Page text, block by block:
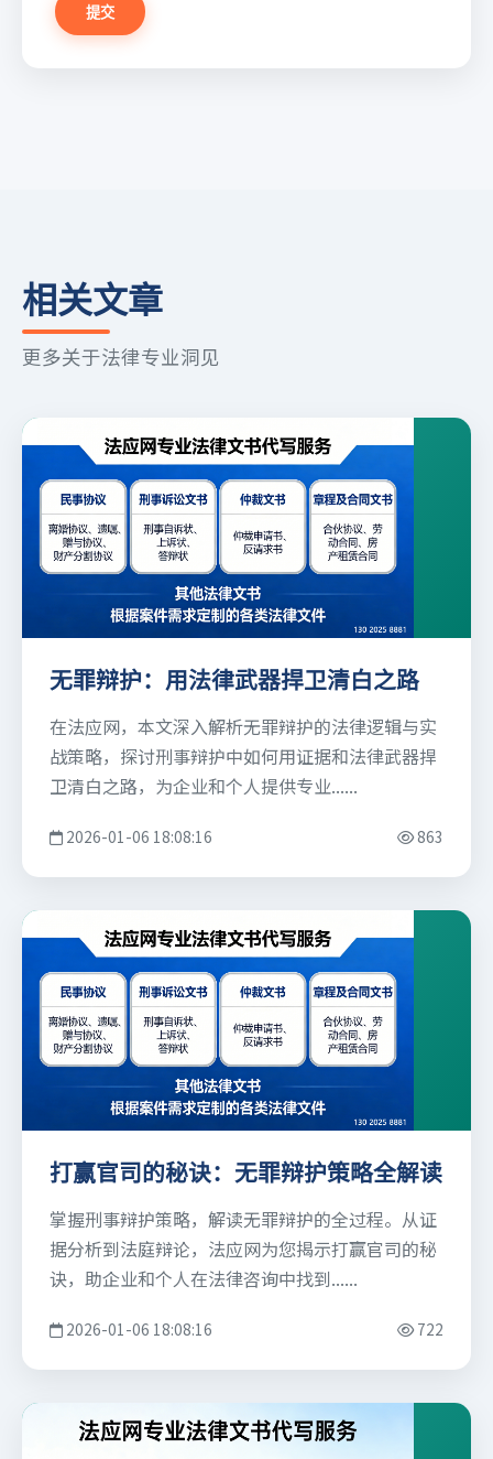
提交
相关文章
更多关于法律专业洞见
无罪辩护：用法律武器捍卫清白之路
在法应网，本文深入解析无罪辩护的法律逻辑与实
战策略，探讨刑事辩护中如何用证据和法律武器捍
卫清白之路，为企业和个人提供专业......
2026-01-06 18:08:16 863
打赢官司的秘诀：无罪辩护策略全解读
掌握刑事辩护策略，解读无罪辩护的全过程。从证
据分析到法庭辩论，法应网为您揭示打赢官司的秘
诀，助企业和个人在法律咨询中找到......
2026-01-06 18:08:16 722